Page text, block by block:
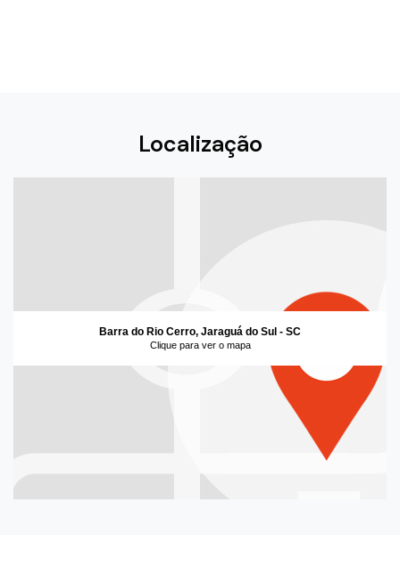
Localização
Barra do Rio Cerro, Jaraguá do Sul - SC
Clique para ver o mapa